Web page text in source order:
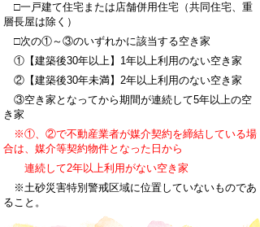
□一戸建て住宅または店舗併用住宅（共同住宅、重
層長屋は除く）
□次の①～③のいずれかに該当する空き家
①【建築後30年以上】1年以上利用のない空き家
②【建築後30年未満】2年以上利用のない空き家
③空き家となってから期間が連続して5年以上の空
き家
※①、②で不動産業者が媒介契約を締結している場
合は、媒介等契約物件となった日から
連続して2年以上利用がない空き家
※土砂災害特別警戒区域に位置していないものであ
ること。